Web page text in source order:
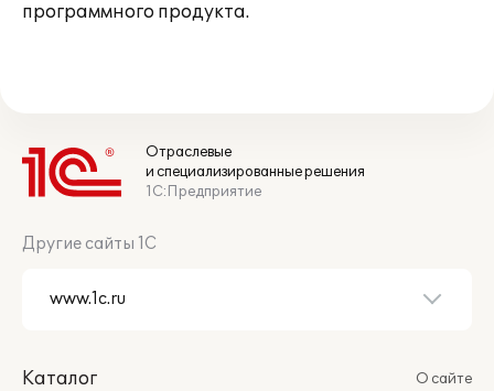
программного продукта.
Отраслевые
и специализированные решения
1С:Предприятие
Другие сайты 1С
Каталог
О сайте